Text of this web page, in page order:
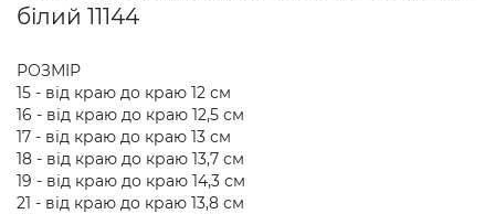
білий 11144
РОЗМІР
15 - від краю до краю 12 см
16 - від краю до краю 12,5 см
17 - від краю до краю 13 см
18 - від краю до краю 13,7 см
19 - від краю до краю 14,3 см
21 - від краю до краю 13,8 см